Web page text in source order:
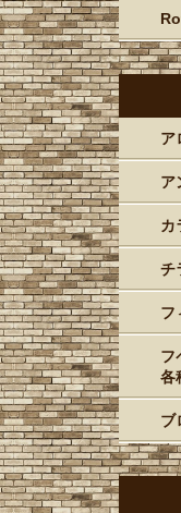
ア
ア
カ
チ
フ
フ
各
ブ